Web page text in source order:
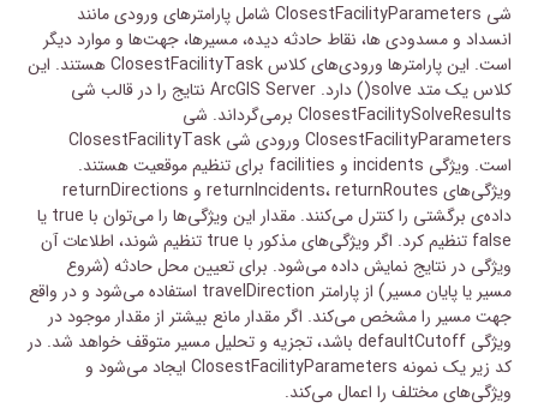
شی ClosestFacilityParameters شامل پارامتر‌های ورودی مانند
انسداد و مسدودی ها، نقاط حادثه دیده، مسیرها، جهت‌ها و موارد دیگر
است. این پارامترها ورودی‌های کلاس ClosestFacilityTask هستند. این
کلاس یک متد solve() دارد. ArcGIS Server نتایج را در قالب شی
ClosestFacilitySolveResults برمی‌گرداند. شی
ClosestFacilityParameters ورودی شی ClosestFacilityTask
است. ویژگی incidents و facilities برای تنظیم موقعیت هستند.
ویژگی‌های returnIncidents، returnRoutes و returnDirections
داده‌ی برگشتی را کنترل می‌کنند. مقدار این ویژگی‌ها را می‌توان با true یا
false تنظیم کرد. اگر ویژگی‌های مذکور با true تنظیم شوند، اطلاعات آن
ویژگی در نتایج نمایش داده می‌شود. برای تعیین محل حادثه (شروع
مسیر یا پایان مسیر) از پارامتر travelDirection استفاده می‌شود و در واقع
جهت مسیر را مشخص می‌کند. اگر مقدار مانع بیشتر از مقدار موجود در
ویژگی defaultCutoff باشد، تجزیه و تحلیل مسیر متوقف خواهد شد. در
کد زیر یک نمونه ClosestFacilityParameters ایجاد می‌شود و
ویژگی‌های مختلف را اعمال می‌کند.